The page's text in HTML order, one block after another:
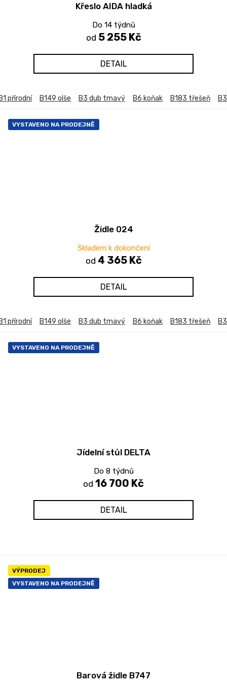
Křeslo AIDA hladká
Do 14 týdnů
od 5 255 Kč
DETAIL
přírodní B149 olše B3 dub tmavý B6 koňak B183 třešeň
VYSTAVENO NA PRODEJNĚ
Židle 024
Skladem k dokončení
od 4 365 Kč
DETAIL
přírodní B149 olše B3 dub tmavý B6 koňak B183 třešeň
VYSTAVENO NA PRODEJNĚ
Jídelní stůl DELTA
Do 8 týdnů
od 16 700 Kč
DETAIL
VÝPRODEJ
VYSTAVENO NA PRODEJNĚ
Barová židle B747